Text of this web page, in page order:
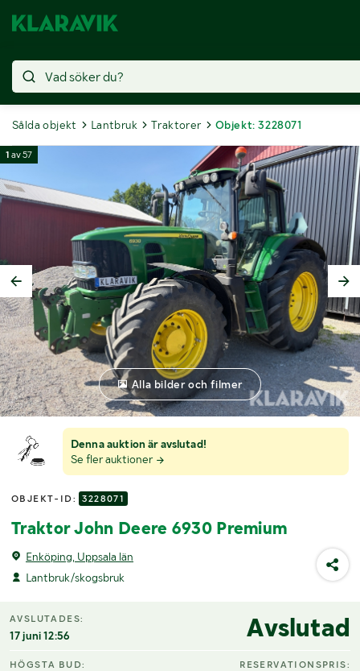
Sålda objekt Lantbruk Traktorer Objekt: 3228071
Denna auktion är avslutad!
Se fler auktioner
OBJEKT-ID: 3228071
Traktor John Deere 6930 Premium
Enköping, Uppsala län
Lantbruk/skogsbruk
1 av57
Alla bilder och filmer
AVSLUTADES:
17 juni 12:56 Avslutad
HÖGSTA BUD: RESERVATIONSPRIS: